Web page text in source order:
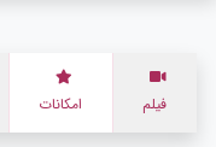
فیلم امکانات